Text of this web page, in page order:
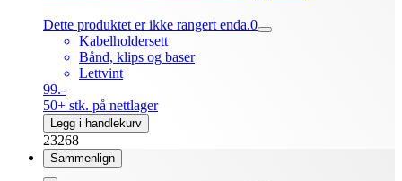
Dette produktet er ikke rangert enda.0
Kabelholdersett
Bånd, klips og baser
Lettvint
99.-
50+ stk. på nettlager
Legg i handlekurv
23268
Sammenlign